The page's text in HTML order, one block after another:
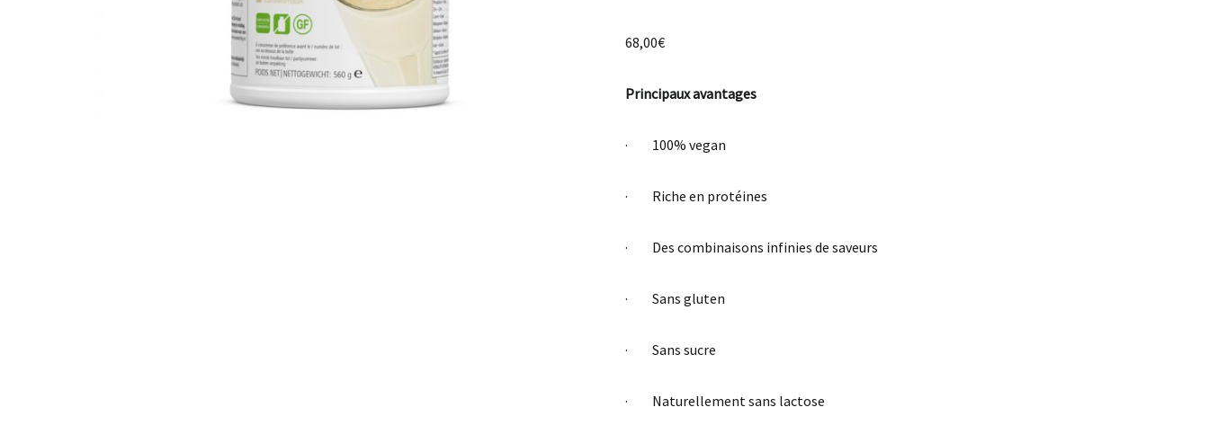
68,00€
Principaux avantages
· 100% vegan
· Riche en protéines
· Des combinaisons infinies de saveurs
· Sans gluten
· Sans sucre
· Naturellement sans lactose